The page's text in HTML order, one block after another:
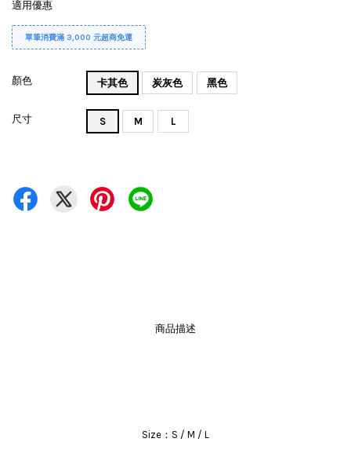
適用優惠
單筆消費滿 3,000 元超商免運
顏色 卡其色 炭灰色 黑色
尺寸 S M L
商品描述
Size：S / M / L